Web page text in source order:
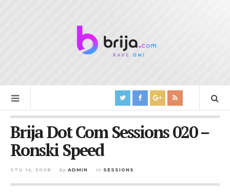
Brija Dot Com Sessions 020 –
Ronski Speed
STU 14, 2008 by ADMIN in SESSIONS